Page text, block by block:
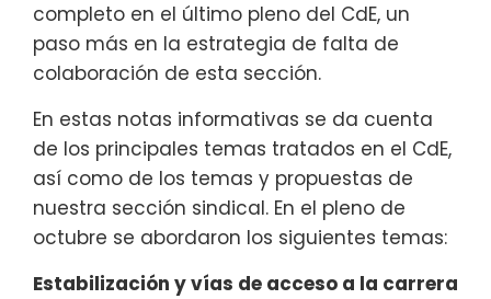
completo en el último pleno del CdE, un
paso más en la estrategia de falta de
colaboración de esta sección.
En estas notas informativas se da cuenta
de los principales temas tratados en el CdE,
así como de los temas y propuestas de
nuestra sección sindical. En el pleno de
octubre se abordaron los siguientes temas:
Estabilización y vías de acceso a la carrera